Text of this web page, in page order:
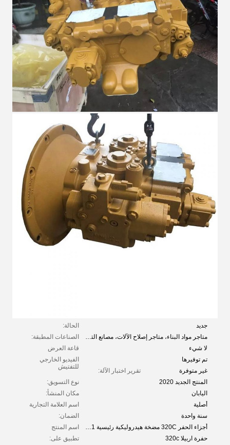
الحالة:
جديد
الصناعات المطبقة:
متاجر مواد البناء، متاجر إصلاح الآلات، مصانع التصنيع، المزارع، الاستخدام المنزلي، تجارة التجزئة، أعمال البناء، الطاقة والتعدين، غيرها
قاعة العرض
لا شيء
الفيديو الخارجي
للتفتيش
تم توفيرها
تقرير اختبار الآلة:
غير متوفرة
نوع التسويق:
المنتج الجديد 2020
مكان المنشأ:
اليابان
اسم العلامة التجارية
أصلية
الضمان:
سنة واحدة
اسم المنتج
أجزاء الحفر 320C مضخة هيدروليكية رئيسية SBS120 272-6955 173-3381
تطبيق على:
حفرة اربيلا 320c